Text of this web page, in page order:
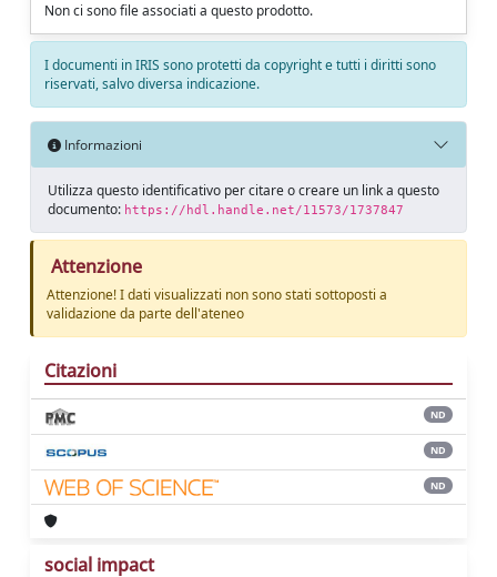
Non ci sono file associati a questo prodotto.
I documenti in IRIS sono protetti da copyright e tutti i diritti sono
riservati, salvo diversa indicazione.
Informazioni
Utilizza questo identificativo per citare o creare un link a questo
documento: https://hdl.handle.net/11573/1737847
Attenzione
Attenzione! I dati visualizzati non sono stati sottoposti a
validazione da parte dell'ateneo
Citazioni
ND
ND
ND
social impact